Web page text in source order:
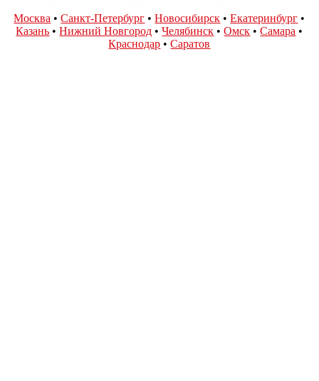
Москва •Санкт-Петербург •Новосибирск •Екатеринбург •
Казань •Нижний Новгород •Челябинск •Омск •Самара •
Краснодар •Саратов